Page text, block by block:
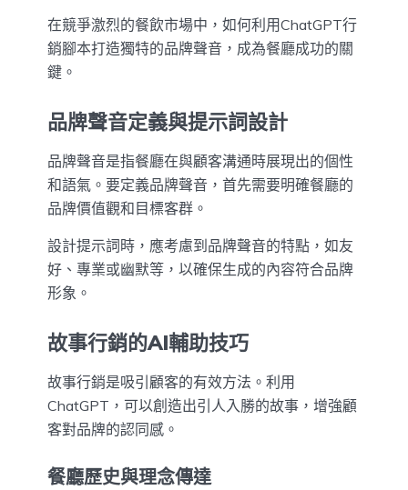
在競爭激烈的餐飲市場中，如何利用ChatGPT行
銷腳本打造獨特的品牌聲音，成為餐廳成功的關
鍵。
品牌聲音定義與提示詞設計
品牌聲音是指餐廳在與顧客溝通時展現出的個性
和語氣。要定義品牌聲音，首先需要明確餐廳的
品牌價值觀和目標客群。
設計提示詞時，應考慮到品牌聲音的特點，如友
好、專業或幽默等，以確保生成的內容符合品牌
形象。
故事行銷的AI輔助技巧
故事行銷是吸引顧客的有效方法。利用
ChatGPT，可以創造出引人入勝的故事，增強顧
客對品牌的認同感。
餐廳歷史與理念傳達